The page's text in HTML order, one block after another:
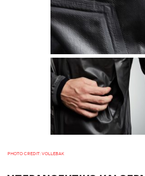
PHOTO CREDIT: VOLLEBAK